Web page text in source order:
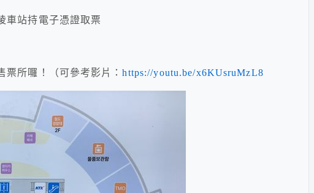
車站持電子憑證取票
票所囉！（可參考影片：https://youtu.be/x6KUsruMzL8